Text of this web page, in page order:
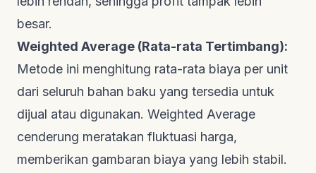
besar.
Weighted Average (Rata-rata Tertimbang):
Metode ini menghitung rata-rata biaya per unit
dari seluruh bahan baku yang tersedia untuk
dijual atau digunakan. Weighted Average
cenderung meratakan fluktuasi harga,
memberikan gambaran biaya yang lebih stabil.